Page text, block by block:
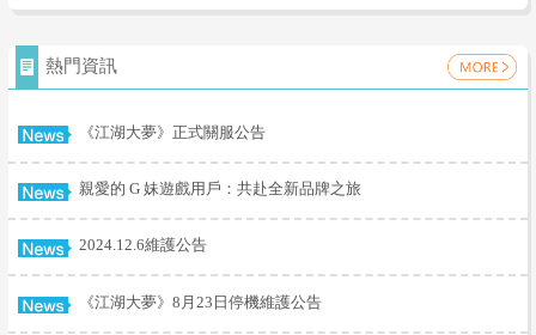
熱門資訊
《江湖大夢》正式關服公告
親愛的 G 妹遊戲用戶：共赴全新品牌之旅
2024.12.6維護公告
《江湖大夢》8月23日停機維護公告